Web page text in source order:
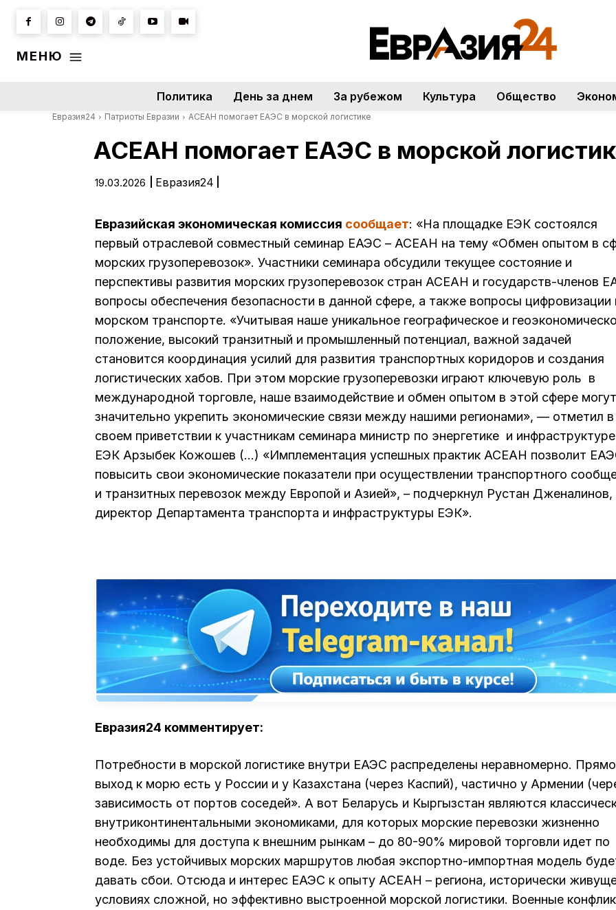
МЕНЮ
Политика День за днем За рубежом Культура Общество
Евразия24 Патриоты Евразии АСЕАН помогает ЕАЭС в морской логистике
АСЕАН помогает ЕАЭС в морской
19.03.2026 Евразия24
Евразийская экономическая комиссия сообщает: «На площадке ЕЭК состоялся
первый отраслевой совместный семинар ЕАЭС – АСЕАН на тему «Обмен опытом в
морских грузоперевозок». Участники семинара обсудили текущее состояние и
перспективы развития морских грузоперевозок стран АСЕАН и государств-членов
вопросы обеспечения безопасности в данной сфере, а также вопросы цифровизации
морском транспорте. «Учитывая наше уникальное географическое и
положение, высокий транзитный и промышленный потенциал, важной задачей
становится координация усилий для развития транспортных коридоров и создания
логистических хабов. При этом морские грузоперевозки играют ключевую роль в
международной торговле, наше взаимодействие и обмен опытом в этой сфере могут
значительно укрепить экономические связи между нашими регионами», — отметил в
своем приветствии к участникам семинара министр по энергетике и инфраструктуре
ЕЭК Арзыбек Кожошев (…) «Имплементация успешных практик АСЕАН позволит
повысить свои экономические показатели при осуществлении транспортного
и транзитных перевозок между Европой и Азией», – подчеркнул Рустан Дженалинов,
директор Департамента транспорта и инфраструктуры ЕЭК».
Евразия24 комментирует:
Потребности в морской логистике внутри ЕАЭС распределены неравномерно.
выход к морю есть у России и у Казахстана (через Каспий), частично у Армении
зависимость от портов соседей». А вот Беларусь и Кыргызстан являются
внутриконтинентальными экономиками, для которых морские перевозки жизненно
необходимы для доступа к внешним рынкам – до 80-90% мировой торговли идет по
воде. Без устойчивых морских маршрутов любая экспортно-импортная модель
давать сбои. Отсюда и интерес ЕАЭС к опыту АСЕАН – региона, исторически
условиях сложной, но эффективно выстроенной морской логистики. Военные